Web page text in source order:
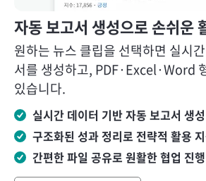
자동 보고서 생성으로 손쉬운
원하는 뉴스 클립을 선택하면 실시
서를 생성하고, PDF·Excel·Word
있습니다.
실시간 데이터 기반 자동 보고서 생성
구조화된 성과 정리로 전략적 활용
간편한 파일 공유로 원활한 협업 진행